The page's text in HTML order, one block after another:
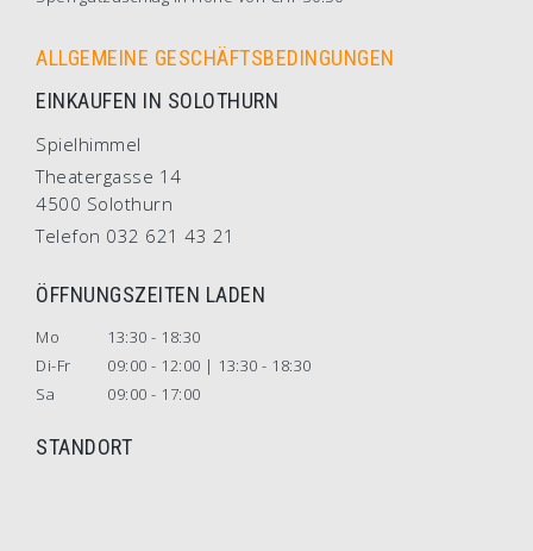
ALLGEMEINE GESCHÄFTSBEDINGUNGEN
EINKAUFEN IN SOLOTHURN
Spielhimmel
Theatergasse 14
4500 Solothurn
Telefon 032 621 43 21
ÖFFNUNGSZEITEN LADEN
Mo
13:30 - 18:30
Di-Fr
09:00 - 12:00 | 13:30 - 18:30
Sa
09:00 - 17:00
STANDORT